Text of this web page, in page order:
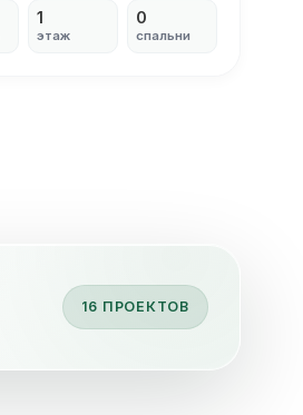
1
этаж
0
спальни
16 ПРОЕКТОВ